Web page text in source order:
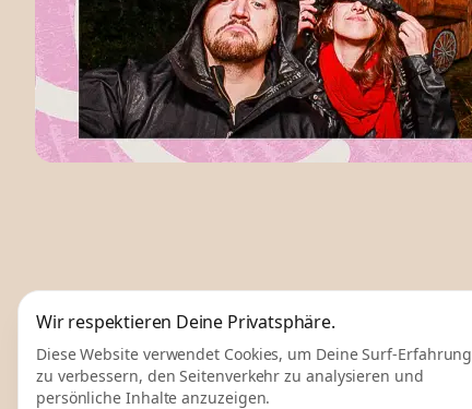
Wir respektieren Deine Privatsphäre.
Diese Website verwendet Cookies, um Deine Surf-Erfahrung
zu verbessern, den Seitenverkehr zu analysieren und
persönliche Inhalte anzuzeigen.